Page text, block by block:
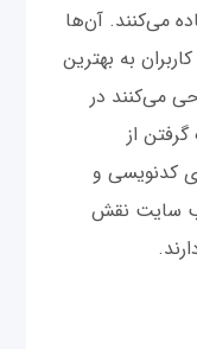
می‌کنند. آن‌ها
به بهترین
می‌کنند در
از
کدنویسی و
سایت نقش